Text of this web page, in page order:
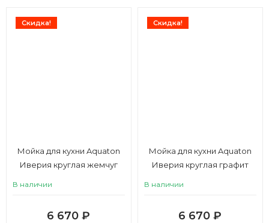
Скидка!
Мойка для кухни Aquaton
Иверия круглая жемчуг
В наличии
6 670 ₽
Скидка!
Мойка для кухни Aquaton
Иверия круглая графит
В наличии
6 670 ₽